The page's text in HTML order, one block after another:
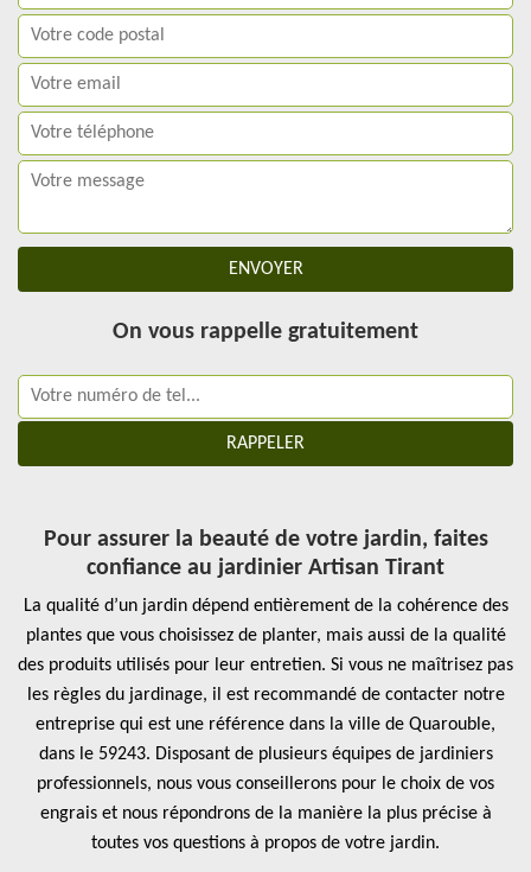
On vous rappelle gratuitement
Pour assurer la beauté de votre jardin, faites
confiance au jardinier Artisan Tirant
La qualité d’un jardin dépend entièrement de la cohérence des
plantes que vous choisissez de planter, mais aussi de la qualité
des produits utilisés pour leur entretien. Si vous ne maîtrisez pas
les règles du jardinage, il est recommandé de contacter notre
entreprise qui est une référence dans la ville de Quarouble,
dans le 59243. Disposant de plusieurs équipes de jardiniers
professionnels, nous vous conseillerons pour le choix de vos
engrais et nous répondrons de la manière la plus précise à
toutes vos questions à propos de votre jardin.